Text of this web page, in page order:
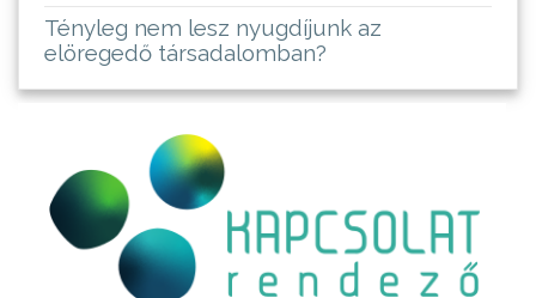
Tényleg nem lesz nyugdíjunk az
elöregedő társadalomban?